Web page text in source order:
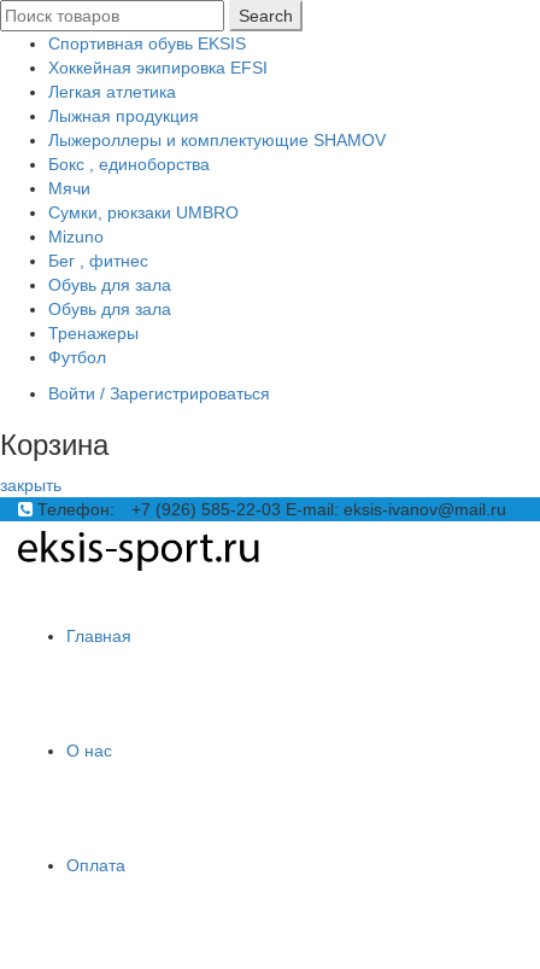
Search
Спортивная обувь EKSIS
Хоккейная экипировка EFSI
Легкая атлетика
Лыжная продукция
Лыжероллеры и комплектующие SHAMOV
Бокс , единоборства
Мячи
Сумки, рюкзаки UMBRO
Mizuno
Бег , фитнес
Обувь для зала
Обувь для зала
Тренажеры
Футбол
Войти / Зарегистрироваться
Корзина
закрыть
Телефон:
+7 (926) 585-22-03 E-mail: eksis-ivanov@mail.ru
Главная
О нас
Оплата